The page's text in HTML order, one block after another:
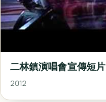
二林鎮演唱會宣傳短片
2012